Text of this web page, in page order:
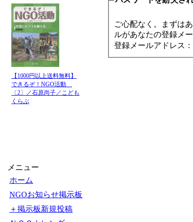
【1000円以上送料無料】
できるぞ！NGO活動
〔2〕／石原尚子／こども
くらぶ
メニュー
ホーム
NGOお知らせ掲示板
＋掲示板新規投稿
ご心配なく。まずは
ルがあなたの登録メ
登録メールアドレス：